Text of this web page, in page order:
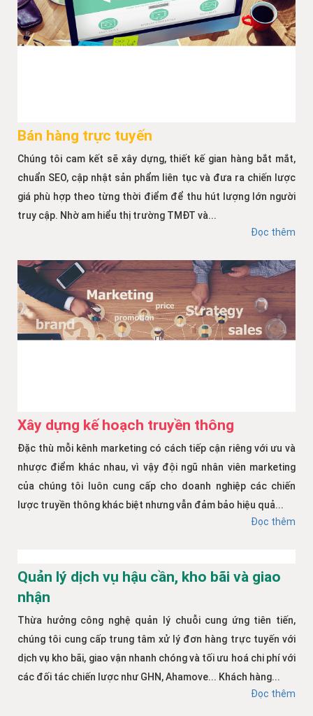
Bán hàng trực tuyến
Chúng tôi cam kết sẽ xây dựng, thiết kế gian hàng bắt mắt,
chuẩn SEO, cập nhật sản phẩm liên tục và đưa ra chiến lược
giá phù hợp theo từng thời điểm để thu hút lượng lớn người
truy cập. Nhờ am hiểu thị trường TMĐT và...
Đọc thêm
Xây dựng kế hoạch truyền thông
Đặc thù mỗi kênh marketing có cách tiếp cận riêng với ưu và
nhược điểm khác nhau, vì vậy đội ngũ nhân viên marketing
của chúng tôi luôn cung cấp cho doanh nghiệp các chiến
lược truyền thông khác biệt nhưng vẫn đảm bảo hiệu quả...
Đọc thêm
Quản lý dịch vụ hậu cần, kho bãi và giao
nhận
Thừa hưởng công nghệ quản lý chuỗi cung ứng tiên tiến,
chúng tôi cung cấp trung tâm xử lý đơn hàng trực tuyến với
dịch vụ kho bãi, giao vận nhanh chóng và tối ưu hoá chi phí với
các đối tác chiến lược như GHN, Ahamove... Khách hàng...
Đọc thêm